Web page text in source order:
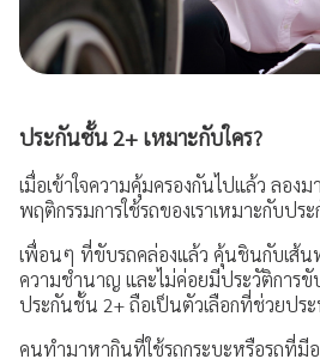
ประกันชั้น 2+ เหมาะกับใคร?
เมื่อเข้าใจความคุ้มครองกันไปแล้ว ลองม
พฤติกรรมการใช้รถของเราเหมาะกับป
เพื่อนๆ ที่ขับรถคล่องแล้ว คุ้นชินกับเส้น
ความชำนาญ และไม่ค่อยมีประวัติการ
ประกันชั้น 2+ ถือเป็นตัวเลือกที่ช่วยประ
คนทำมาหากินที่ใช้รถกระบะหรือรถที่มี